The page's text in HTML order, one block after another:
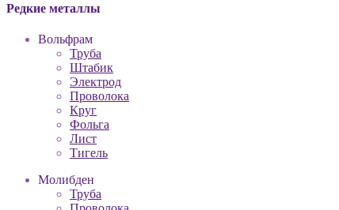
Редкие металлы
Вольфрам
Труба
Штабик
Электрод
Проволока
Круг
Фольга
Лист
Тигель
Молибден
Труба